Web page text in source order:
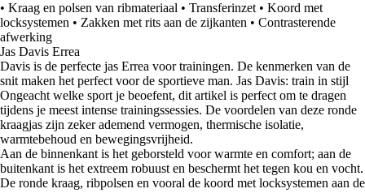
• Kraag en polsen van ribmateriaal • Transferinzet • Koord met
locksystemen • Zakken met rits aan de zijkanten • Contrasterende
afwerking
Jas Davis Errea
Davis is de perfecte jas Errea voor trainingen. De kenmerken van de
snit maken het perfect voor de sportieve man. Jas Davis: train in stijl
Ongeacht welke sport je beoefent, dit artikel is perfect om te dragen
tijdens je meest intense trainingssessies. De voordelen van deze ronde
kraagjas zijn zeker ademend vermogen, thermische isolatie,
warmtebehoud en bewegingsvrijheid.
Aan de binnenkant is het geborsteld voor warmte en comfort; aan de
buitenkant is het extreem robuust en beschermt het tegen kou en vocht.
De ronde kraag, ribpolsen en vooral de koord met locksystemen aan de